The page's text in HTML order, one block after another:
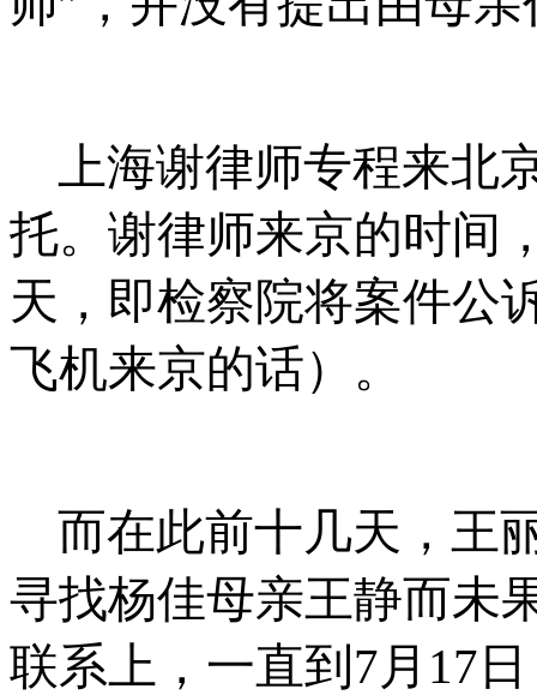
上海谢律师专程来北
托。谢律师来京的时间
天，即检察院将案件公
飞机来京的话）。
而在此前十几天，王
寻找杨佳母亲王静而未
联系上，一直到7月 17